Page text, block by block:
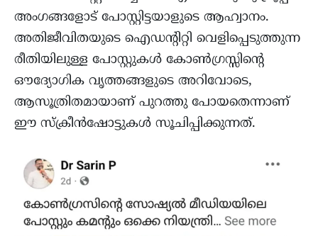
അംഗങ്ങളോട് പോസ്റ്റിട്ടയാളുടെ ആഹ്വാനം.
അതിജീവിതയുടെ ഐഡന്റിറ്റി വെളിപ്പെടുത്തുന്ന
രീതിയിലുള്ള പോസ്റ്റുകൾ കോൺഗ്രസ്സിന്റെ
ഔദ്യോഗിക വൃത്തങ്ങളുടെ അറിവോടെ,
ആസൂത്രിതമായാണ് പുറത്തു പോയതെന്നാണ്
ഈ സ്ക്രീൻഷോട്ടുകൾ സൂചിപ്പിക്കുന്നത്.